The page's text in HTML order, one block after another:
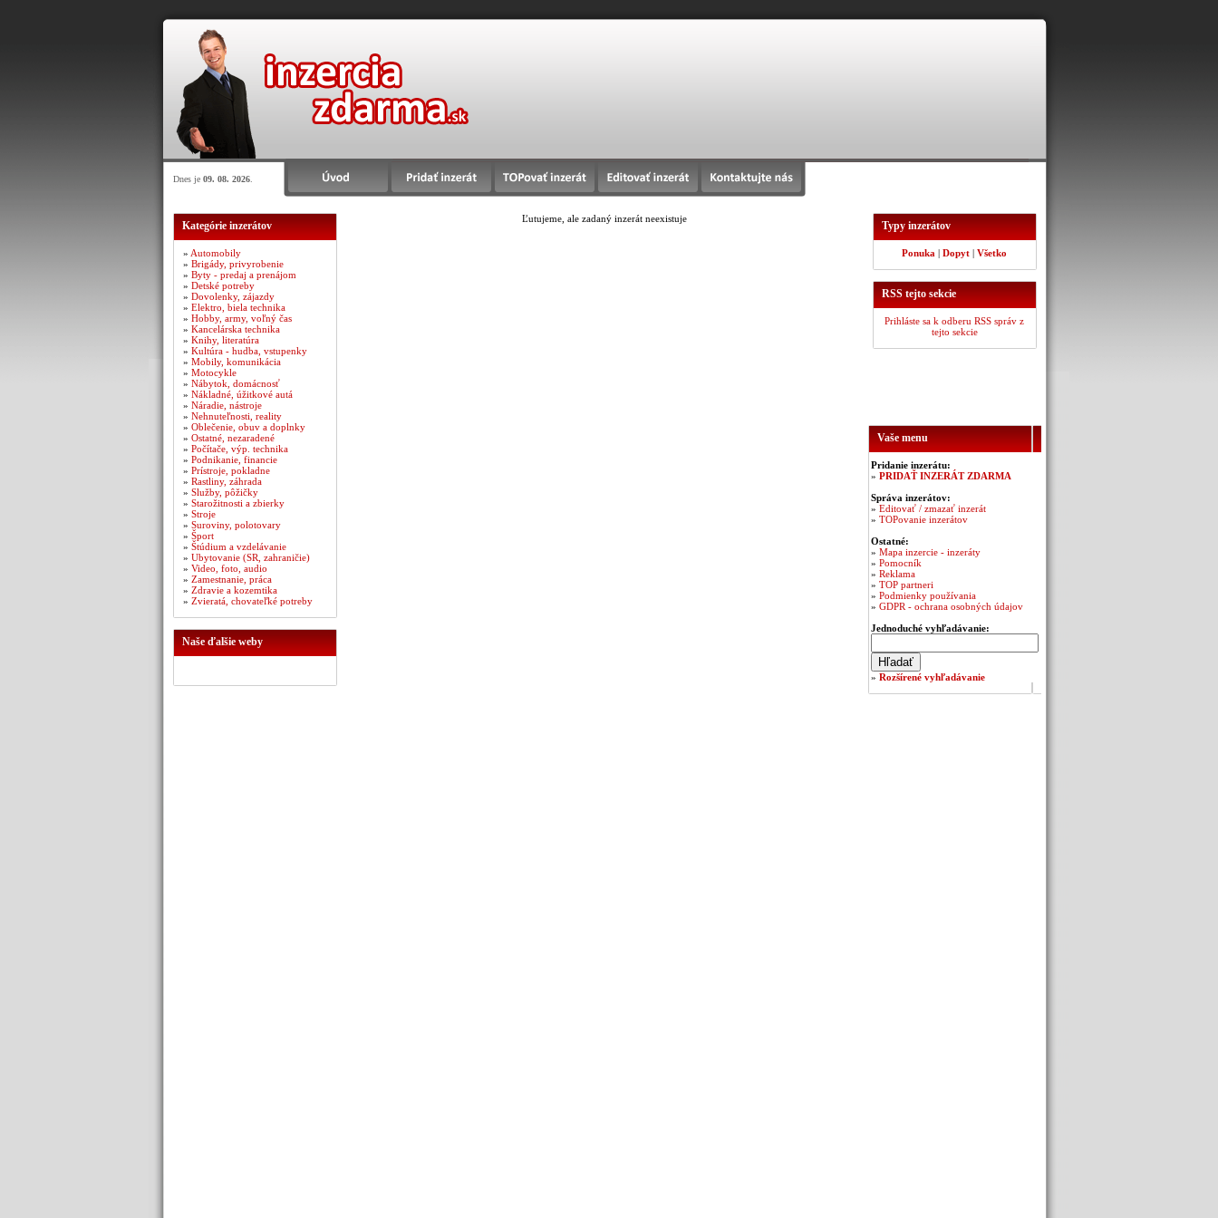
Dnes je 09. 08. 2026
Kategórie inzerátov
» Automobily
» Brigády, privyrobenie
» Byty - predaj a prenájom
» Detské potreby
» Dovolenky, zájazdy
» Elektro, biela technika
» Hobby, army, voľný čas
» Kancelárska technika
» Knihy, literatúra
» Kultúra - hudba, vstupenky
» Mobily, komunikácia
» Motocykle
» Nábytok, domácnosť
» Nákladné, úžitkové autá
» Náradie, nástroje
» Nehnuteľnosti, reality
» Oblečenie, obuv a doplnky
» Ostatné, nezaradené
» Počítače, výp. technika
» Podnikanie, financie
» Prístroje, pokladne
» Rastliny, záhrada
» Služby, pôžičky
» Starožitnosti a zbierky
» Stroje
» Suroviny, polotovary
» Šport
» Štúdium a vzdelávanie
» Ubytovanie (SR, zahraničie)
» Video, foto, audio
» Zamestnanie, práca
» Zdravie a kozemtika
» Zvieratá, chovateľké potreby
Naše ďalšie weby
Ľutujeme, ale zadaný inzerát neexistuje
Typy inzerátov
Ponuka | Dopyt | Všetko
RSS tejto sekcie
Prihláste sa k odberu RSS správ z
tejto sekcie
Vaše menu
Pridanie inzerátu:
» PRIDAŤ INZERÁT ZDARMA
Správa inzerátov:
» Editovať / zmazať inzerát
» TOPovanie inzerátov
Ostatné:
» Mapa inzercie - inzeráty
» Pomocník
» Reklama
» TOP partneri
» Podmienky používania
» GDPR - ochrana osobných údajov
Jednoduché vyhľadávanie:
» Rozšírené vyhľadávanie